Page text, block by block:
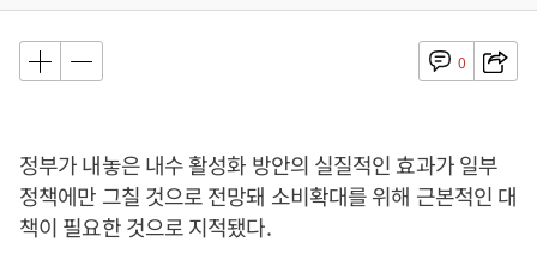
0
정부가 내놓은 내수 활성화 방안의 실질적인 효과가 일부
정책에만 그칠 것으로 전망돼 소비확대를 위해 근본적인 대
책이 필요한 것으로 지적됐다.